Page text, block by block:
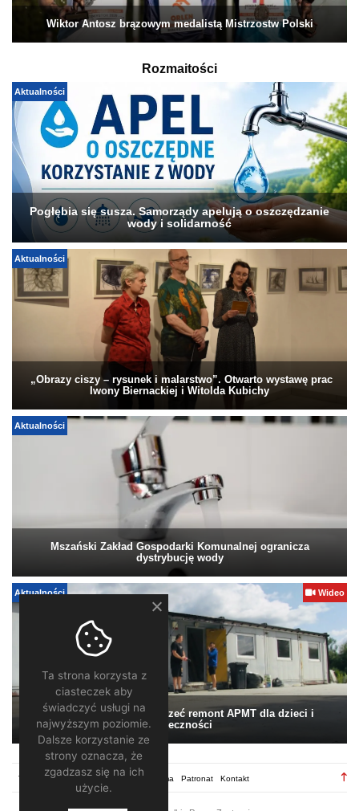
Wiktor Antosz brązowym medalistą Mistrzostw Polski
Rozmaitości
Aktualności
Pogłębia się susza. Samorządy apelują o oszczędzanie
wody i solidarność
Aktualności
„Obrazy ciszy – rysunek i malarstwo”. Otwarto wystawę prac
Iwony Biernackiej i Witolda Kubichy
Aktualności
Mszański Zakład Gospodarki Komunalnej ogranicza
dystrybucję wody
Aktualności Wideo
Pomagamy. Warto wesprzeć remont APMT dla dzieci i
społeczności
Regulamin Redakcja Reklama Patronat Kontakt
Ta strona korzysta z
ciasteczek aby
świadczyć usługi na
najwyższym poziomie.
Dalsze korzystanie ze
strony oznacza, że
zgadzasz się na ich
użycie.